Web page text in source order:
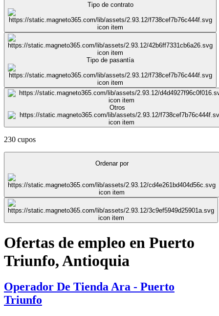
Tipo de contrato
Tipo de pasantía
Otros
230 cupos
Ordenar por
Ofertas de empleo en Puerto
Triunfo, Antioquia
Operador De Tienda Ara - Puerto
Triunfo